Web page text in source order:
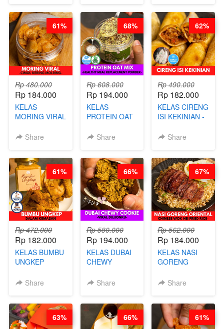
ARISUDANA
WIJSMAN- BY
CHEF DITA
Rp 480.000
Rp 184.000
KELAS
MORING VIRAL
KERING
Share
61%
Rp 608.000
Rp 194.000
KELAS
PROTEIN OAT
MEAL
BARISTA
ARISUDANA
Share
68%
Rp 490.000
Rp 182.000
KELAS CIRENG
ISI KEKINIAN -
Share
62%
Rp 472.000
Rp 182.000
KELAS BUMBU
UNGKEP
KEMASAN - BY
Share
61%
Rp 580.000
Rp 194.000
KELAS DUBAI
CHEWY
VIRAL
DITA
Share
66%
Rp 562.000
Rp 184.000
KELAS NASI
GORENG
CHINESE WOK
CHEF
STEPHANIE
Share
67%
63% 66% 61%